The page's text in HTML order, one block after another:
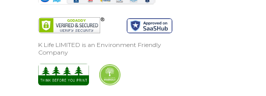
K Life LIMITED is an Environment Friendly
Company